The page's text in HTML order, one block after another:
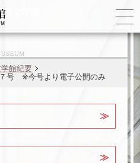
学館紀要
７号 ※今号より電子公開のみ